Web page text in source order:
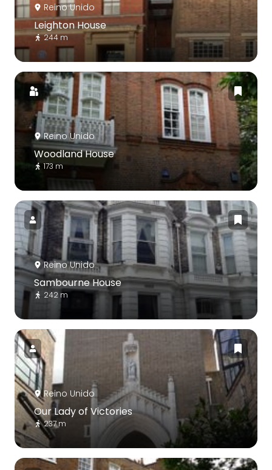
Reino Unido
Leighton House
244 m
Reino Unido
Woodland House
173 m
Reino Unido
Sambourne House
242 m
Reino Unido
Our Lady of Victories
237 m